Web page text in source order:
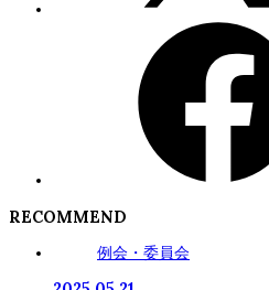
RECOMMEND
例会・委員会